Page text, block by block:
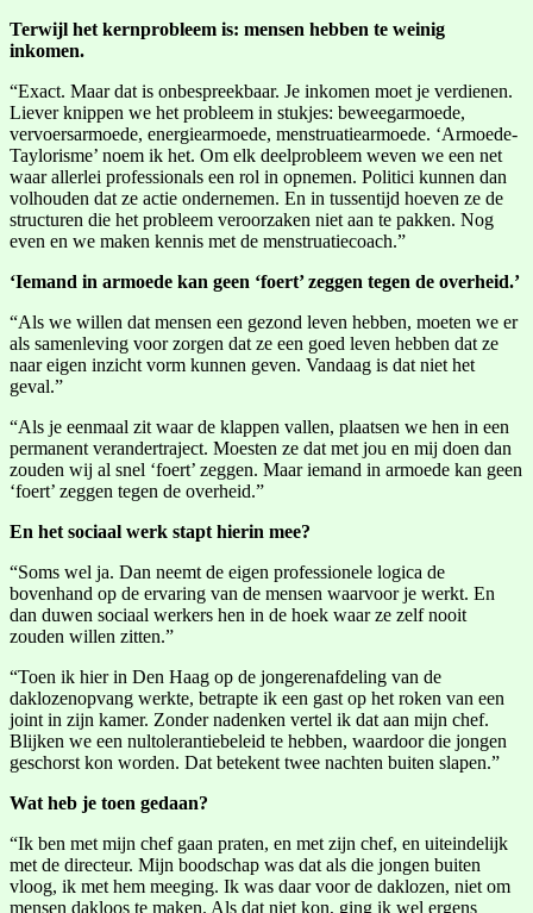
Terwijl het kernprobleem is: mensen hebben te weinig
inkomen.
“Exact. Maar dat is onbespreekbaar. Je inkomen moet je verdienen.
Liever knippen we het probleem in stukjes: beweegarmoede,
vervoersarmoede, energiearmoede, menstruatiearmoede. ‘Armoede-
Taylorisme’ noem ik het. Om elk deelprobleem weven we een net
waar allerlei professionals een rol in opnemen. Politici kunnen dan
volhouden dat ze actie ondernemen. En in tussentijd hoeven ze de
structuren die het probleem veroorzaken niet aan te pakken. Nog
even en we maken kennis met de menstruatiecoach.”
‘Iemand in armoede kan geen ‘foert’ zeggen tegen de overheid.’
“Als we willen dat mensen een gezond leven hebben, moeten we er
als samenleving voor zorgen dat ze een goed leven hebben dat ze
naar eigen inzicht vorm kunnen geven. Vandaag is dat niet het
geval.”
“Als je eenmaal zit waar de klappen vallen, plaatsen we hen in een
permanent verandertraject. Moesten ze dat met jou en mij doen dan
zouden wij al snel ‘foert’ zeggen. Maar iemand in armoede kan geen
‘foert’ zeggen tegen de overheid.”
En het sociaal werk stapt hierin mee?
“Soms wel ja. Dan neemt de eigen professionele logica de
bovenhand op de ervaring van de mensen waarvoor je werkt. En
dan duwen sociaal werkers hen in de hoek waar ze zelf nooit
zouden willen zitten.”
“Toen ik hier in Den Haag op de jongerenafdeling van de
daklozenopvang werkte, betrapte ik een gast op het roken van een
joint in zijn kamer. Zonder nadenken vertel ik dat aan mijn chef.
Blijken we een nultolerantiebeleid te hebben, waardoor die jongen
geschorst kon worden. Dat betekent twee nachten buiten slapen.”
Wat heb je toen gedaan?
“Ik ben met mijn chef gaan praten, en met zijn chef, en uiteindelijk
met de directeur. Mijn boodschap was dat als die jongen buiten
vloog, ik met hem meeging. Ik was daar voor de daklozen, niet om
mensen dakloos te maken. Als dat niet kon, ging ik wel ergens